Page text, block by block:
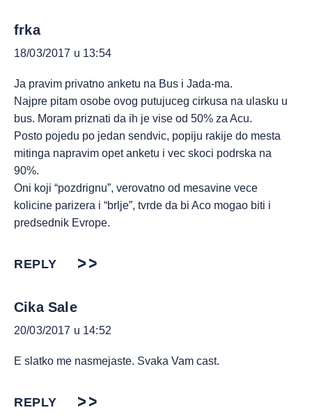
frka
18/03/2017 u 13:54
Ja pravim privatno anketu na Bus i Jada-ma.
Najpre pitam osobe ovog putujuceg cirkusa na ulasku u
bus. Moram priznati da ih je vise od 50% za Acu.
Posto pojedu po jedan sendvic, popiju rakije do mesta
mitinga napravim opet anketu i vec skoci podrska na
90%.
Oni koji “pozdrignu”, verovatno od mesavine vece
kolicine parizera i “brlje”, tvrde da bi Aco mogao biti i
predsednik Evrope.
REPLY
Cika Sale
20/03/2017 u 14:52
E slatko me nasmejaste. Svaka Vam cast.
REPLY